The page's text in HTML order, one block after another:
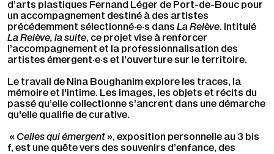
d’arts plastiques Fernand Léger de Port-de-Bouc pour
un accompagnement destiné à des artistes
précédemment sélectionné·e·s dans La Relève. Intitulé
La Relève, la suite, ce projet vise à renforcer
l’accompagnement et la professionnalisation des
artistes émergent·e·s et l’ouverture sur le territoire.
Le travail de Nina Boughanim explore les traces, la
mémoire et l'intime. Les images, les objets et récits du
passé qu’elle collectionne s’ancrent dans une démarche
qu'elle qualifie de curative.
« Celles qui émergent », exposition personnelle au 3 bis
f, est une quête vers des souvenirs d’enfance, des